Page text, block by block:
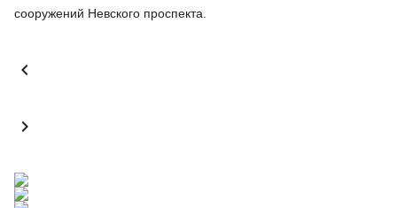
сооружений Невского проспекта.

